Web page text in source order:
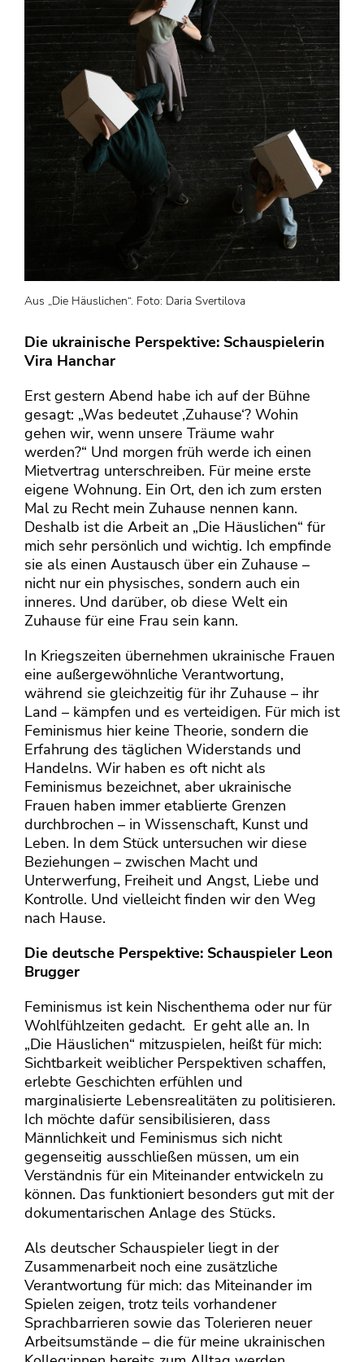
Aus „Die Häuslichen“. Foto: Daria Svertilova
Die ukrainische Perspektive: Schauspielerin
Vira Hanchar
Erst gestern Abend habe ich auf der Bühne
gesagt: „Was bedeutet ‚Zuhause‘? Wohin
gehen wir, wenn unsere Träume wahr
werden?“ Und morgen früh werde ich einen
Mietvertrag unterschreiben. Für meine erste
eigene Wohnung. Ein Ort, den ich zum ersten
Mal zu Recht mein Zuhause nennen kann.
Deshalb ist die Arbeit an „Die Häuslichen“ für
mich sehr persönlich und wichtig. Ich empfinde
sie als einen Austausch über ein Zuhause –
nicht nur ein physisches, sondern auch ein
inneres. Und darüber, ob diese Welt ein
Zuhause für eine Frau sein kann.
In Kriegszeiten übernehmen ukrainische Frauen
eine außergewöhnliche Verantwortung,
während sie gleichzeitig für ihr Zuhause – ihr
Land – kämpfen und es verteidigen. Für mich ist
Feminismus hier keine Theorie, sondern die
Erfahrung des täglichen Widerstands und
Handelns. Wir haben es oft nicht als
Feminismus bezeichnet, aber ukrainische
Frauen haben immer etablierte Grenzen
durchbrochen – in Wissenschaft, Kunst und
Leben. In dem Stück untersuchen wir diese
Beziehungen – zwischen Macht und
Unterwerfung, Freiheit und Angst, Liebe und
Kontrolle. Und vielleicht finden wir den Weg
nach Hause.
Die deutsche Perspektive: Schauspieler Leon
Brugger
Feminismus ist kein Nischenthema oder nur für
Wohlfühlzeiten gedacht. Er geht alle an. In
„Die Häuslichen“ mitzuspielen, heißt für mich:
Sichtbarkeit weiblicher Perspektiven schaffen,
erlebte Geschichten erfühlen und
marginalisierte Lebensrealitäten zu politisieren.
Ich möchte dafür sensibilisieren, dass
Männlichkeit und Feminismus sich nicht
gegenseitig ausschließen müssen, um ein
Verständnis für ein Miteinander entwickeln zu
können. Das funktioniert besonders gut mit der
dokumentarischen Anlage des Stücks.
Als deutscher Schauspieler liegt in der
Zusammenarbeit noch eine zusätzliche
Verantwortung für mich: das Miteinander im
Spielen zeigen, trotz teils vorhandener
Sprachbarrieren sowie das Tolerieren neuer
Arbeitsumstände – die für meine ukrainischen